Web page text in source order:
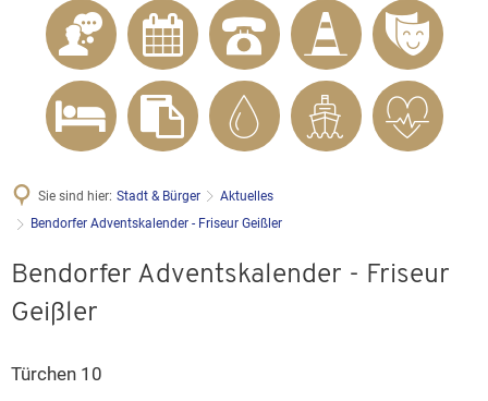
Sie sind hier: Stadt & Bürger
Aktuelles
Bendorfer Adventskalender - Friseur Geißler
Bendorfer Adventskalender - Friseur
Geißler
Türchen 10